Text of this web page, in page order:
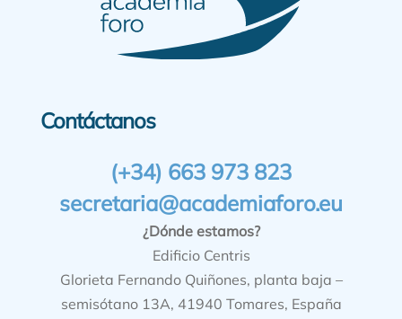
Contáctanos
(+34) 663 973 823
secretaria@academiaforo.eu
¿Dónde estamos?
Edificio Centris
Glorieta Fernando Quiñones, planta baja –
semisótano 13A, 41940 Tomares, España